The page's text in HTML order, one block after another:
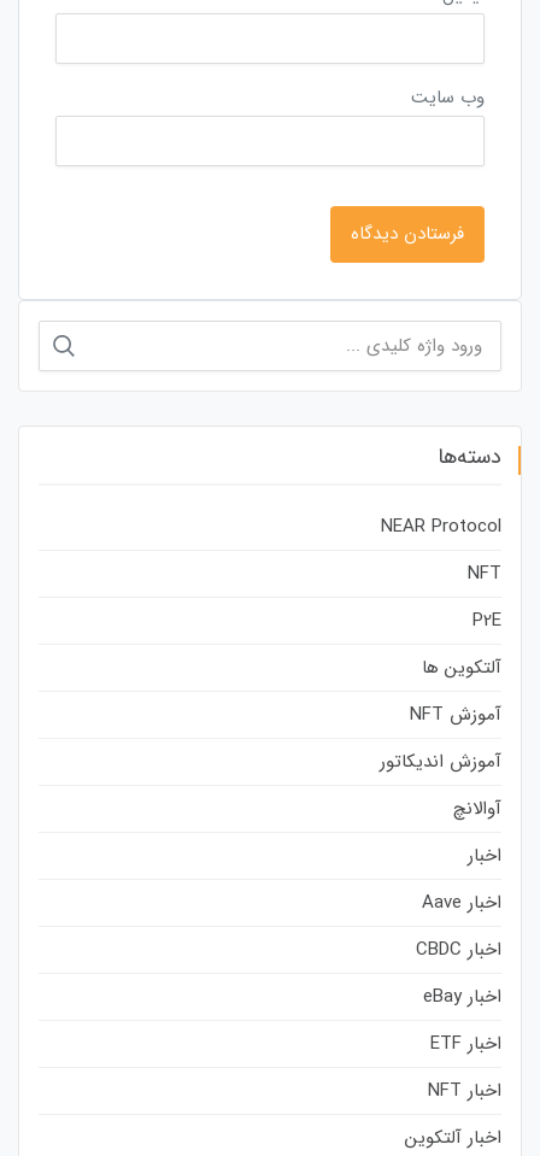
وب‌ سایت
برای:
دسته‌ها
NEAR Protocol
NFT
P2E
آلتکوین ها
آموزش NFT
آموزش اندیکاتور
آوالانچ
اخبار
اخبار Aave
اخبار CBDC
اخبار eBay
اخبار ETF
اخبار NFT
اخبار آلتکوین